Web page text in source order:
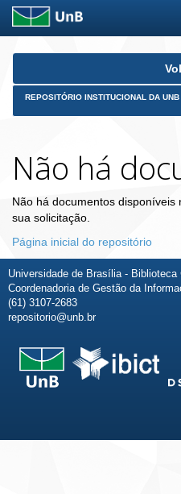
Skip
REPOSITÓRIO INSTITUCIONAL DA UNB
Não há
Não há documentos
sua solicitação.
Página inicial do repositório
Universidade de Brasília - Biblioteca
Coordenadoria de Gestão da
(61) 3107-2683
repositorio@unb.br